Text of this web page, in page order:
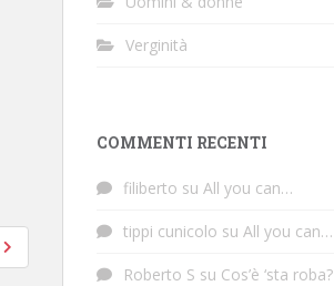
Verginità
COMMENTI RECENTI
filiberto su All you can…
tippi cunicolo su All you can…
Roberto S su Cos’è ‘sta roba?